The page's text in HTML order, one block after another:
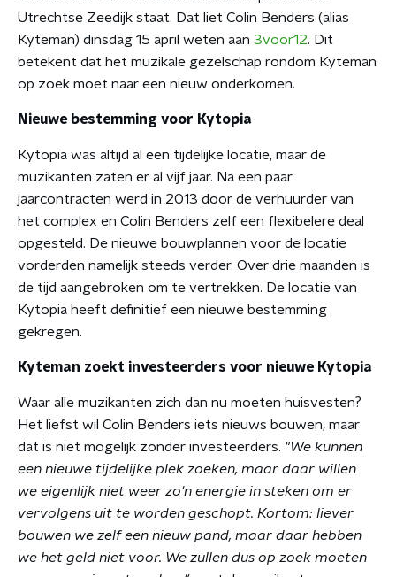
Utrechtse Zeedijk staat. Dat liet Colin Benders (alias
Kyteman) dinsdag 15 april weten aan 3voor12. Dit
betekent dat het muzikale gezelschap rondom Kyteman
op zoek moet naar een nieuw onderkomen.
Nieuwe bestemming voor Kytopia
Kytopia was altijd al een tijdelijke locatie, maar de
muzikanten zaten er al vijf jaar. Na een paar
jaarcontracten werd in 2013 door de verhuurder van
het complex en Colin Benders zelf een flexibelere deal
opgesteld. De nieuwe bouwplannen voor de locatie
vorderden namelijk steeds verder. Over drie maanden is
de tijd aangebroken om te vertrekken. De locatie van
Kytopia heeft definitief een nieuwe bestemming
gekregen.
Kyteman zoekt investeerders voor nieuwe Kytopia
Waar alle muzikanten zich dan nu moeten huisvesten?
Het liefst wil Colin Benders iets nieuws bouwen, maar
dat is niet mogelijk zonder investeerders. "We kunnen
een nieuwe tijdelijke plek zoeken, maar daar willen
we eigenlijk niet weer zo'n energie in steken om er
vervolgens uit te worden geschopt. Kortom: liever
bouwen we zelf een nieuw pand, maar daar hebben
we het geld niet voor. We zullen dus op zoek moeten